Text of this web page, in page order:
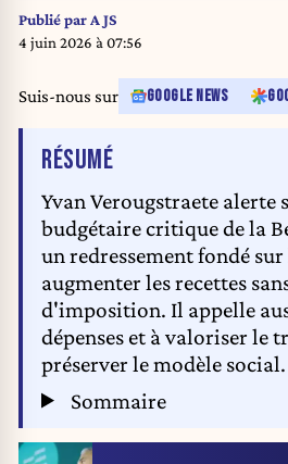
Publié parA JS
4 juin 2026 à 07:56
Suis-nous sur GOOGLE NEWS
RÉSUMÉDE L'ARTICLE
Yvan Verougstraete
budgétaire critique de la
un redressement fondé
augmenter les recettes
d'imposition. Il appelle
dépenses et à valoriser le
préserver le modèle social.
Sommaire